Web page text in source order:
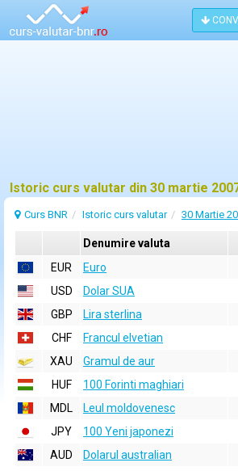
Istoric curs valutar din 30 martie
Curs BNR Istoric curs valutar 30 Martie
Denumire valuta
EUR
Euro
USD
Dolar SUA
GBP
Lira sterlina
CHF
Francul elvetian
XAU
Gramul de aur
HUF
100 Forinti maghiari
MDL
Leul moldovenesc
JPY
100 Yeni japonezi
AUD
Dolarul australian